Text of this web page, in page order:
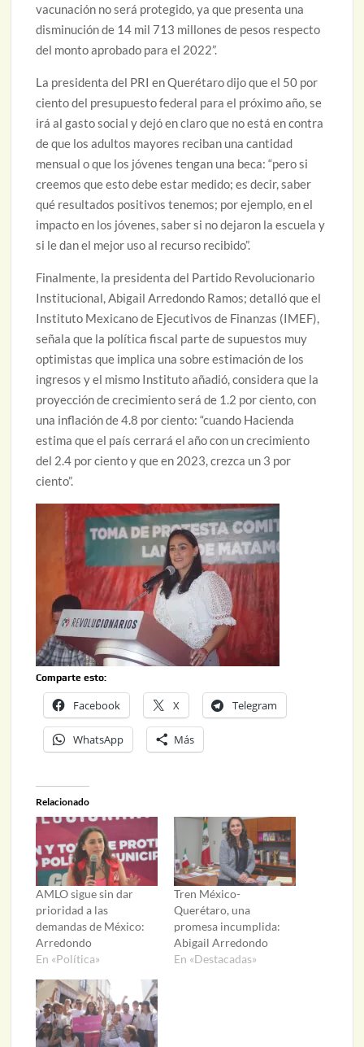
vacunación no será protegido, ya que presenta una
disminución de 14 mil 713 millones de pesos respecto
del monto aprobado para el 2022”.
La presidenta del PRI en Querétaro dijo que el 50 por
ciento del presupuesto federal para el próximo año, se
irá al gasto social y dejó en claro que no está en contra
de que los adultos mayores reciban una cantidad
mensual o que los jóvenes tengan una beca: “pero si
creemos que esto debe estar medido; es decir, saber
qué resultados positivos tenemos; por ejemplo, en el
impacto en los jóvenes, saber si no dejaron la escuela y
si le dan el mejor uso al recurso recibido”.
Finalmente, la presidenta del Partido Revolucionario
Institucional, Abigail Arredondo Ramos; detalló que el
Instituto Mexicano de Ejecutivos de Finanzas (IMEF),
señala que la política fiscal parte de supuestos muy
optimistas que implica una sobre estimación de los
ingresos y el mismo Instituto añadió, considera que la
proyección de crecimiento será de 1.2 por ciento, con
una inflación de 4.8 por ciento: “cuando Hacienda
estima que el país cerrará el año con un crecimiento
del 2.4 por ciento y que en 2023, crezca un 3 por
ciento”.
Comparte esto:
Facebook X Telegram
WhatsApp Más
Relacionado
AMLO sigue sin dar
prioridad a las
demandas de México:
Arredondo
En «Política»
Tren México-
Querétaro, una
promesa incumplida:
Abigail Arredondo
En «Destacadas»